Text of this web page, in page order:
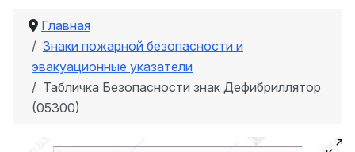
Главная
Знаки пожарной безопасности и
эвакуационные указатели
Табличка Безопасности знак Дефибриллятор
(05300)